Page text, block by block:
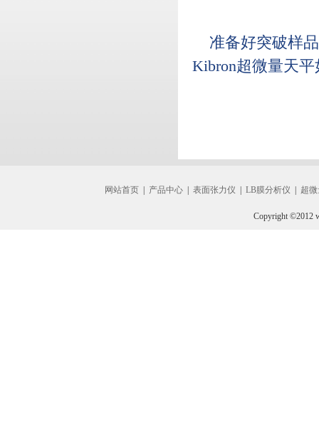
准备好突破样
Kibron超微量天
网站首页 产品中心 表面张力仪 LB膜分析仪 超
Copyright ©2012